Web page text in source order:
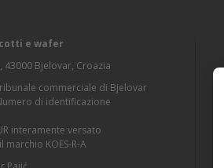
e wafer
43000 Bjelovar, Croazia
commerciale di Bjelovar
di identificazione
interamente versato
KOES-R-A